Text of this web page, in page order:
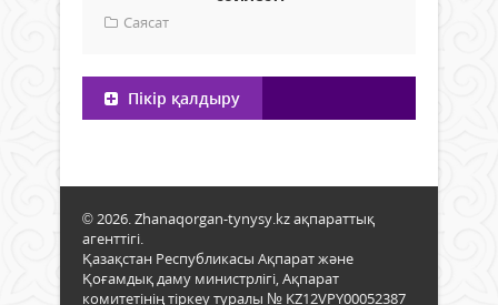
Саясат
Пікір қалдыру
© 2026. Zhanaqorgan-tynysy.kz ақпараттық
агенттігі.
Қазақстан Республикасы Ақпарат және
Қоғамдық даму министрлігі, Ақпарат
комитетінің тіркеу туралы № KZ12VPY00052387